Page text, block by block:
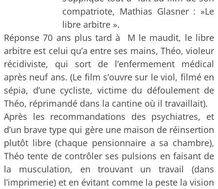
compatriote, Mathias Glasner : »Le
libre arbitre ».
Réponse 70 ans plus tard à M le maudit, le libre
arbitre est celui qu’a entre ses mains, Théo, violeur
récidiviste, qui sort de l’enfermement médical
après neuf ans.(Le film s’ouvre sur le viol, filmé en
sépia, d’une cycliste, victime du défoulement de
Théo, réprimandé dans la cantine où il travaillait).
Après les recommandations des psychiatres, et
d’un brave type qui gère une maison de réinsertion
plutôt libre (chaque pensionnaire a sa chambre),
Théo tente de contrôler ses pulsions en faisant de
la musculation, en trouvant un travail (dans
l’imprimerie) et en évitant comme la peste la vision